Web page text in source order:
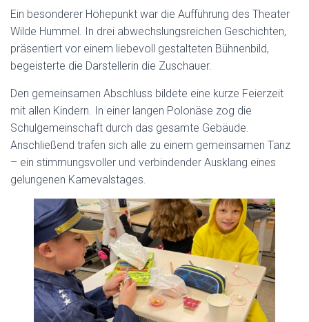
Ein besonderer Höhepunkt war die Aufführung des Theater
Wilde Hummel. In drei abwechslungsreichen Geschichten,
präsentiert vor einem liebevoll gestalteten Bühnenbild,
begeisterte die Darstellerin die Zuschauer.
Den gemeinsamen Abschluss bildete eine kurze Feierzeit
mit allen Kindern. In einer langen Polonäse zog die
Schulgemeinschaft durch das gesamte Gebäude.
Anschließend trafen sich alle zu einem gemeinsamen Tanz
– ein stimmungsvoller und verbindender Ausklang eines
gelungenen Karnevalstages.